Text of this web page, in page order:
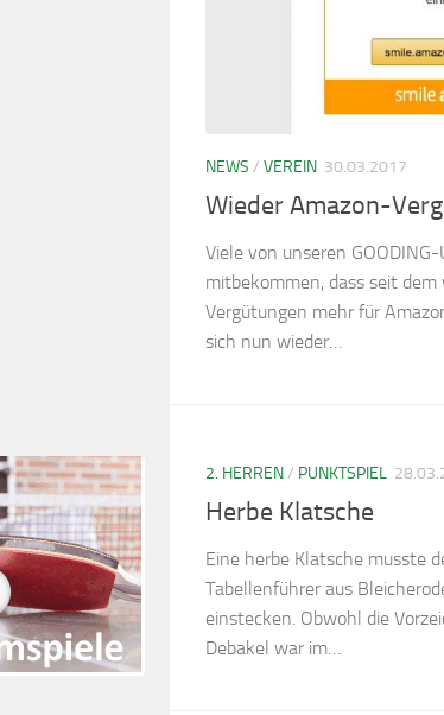
NEWS / VEREIN 30.03.2017
Wieder Amazon-
Viele von unseren
mitbekommen, dass seit
Vergütungen mehr für
sich nun wieder…
2. HERREN/ PUNKTSPIEL
Herbe Klatsche
Eine herbe Klatsche musste
Tabellenführer aus
einstecken. Obwohl die
Debakel war im…